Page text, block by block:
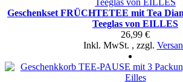
Geschenkset FRÜCHTETEE mit Tea
Teeglas von EILLES
26,99 €
Inkl. MwSt. , zzgl.